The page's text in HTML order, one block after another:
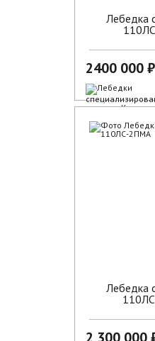
Лебедка
2400 000 ₽
В наличии
Лебедка